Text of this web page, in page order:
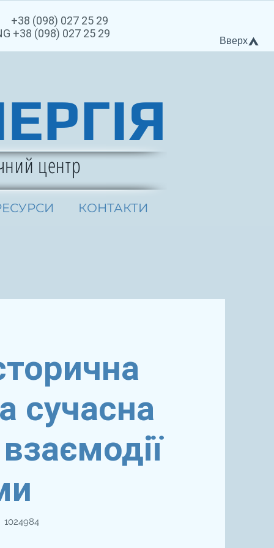
Вверх
027 25 29
027 25 29
центр
КОНТАКТИ
сучасна
1024984